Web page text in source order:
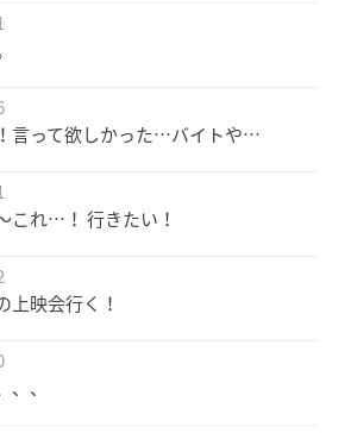
言って欲しかった…バイトや…
これ…！ 行きたい！
上映会行く！
、